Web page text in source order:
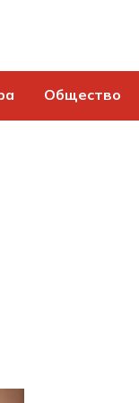
Общество